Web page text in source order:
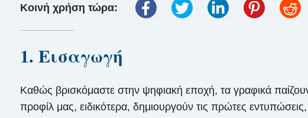
Κοινή χρήση τώρα:
1. Εισαγωγή
Καθώς βρισκόμαστε στην ψηφιακή εποχή, τα γραφικά
προφίλ μας, ειδικότερα, δημιουργούν τις πρώτες